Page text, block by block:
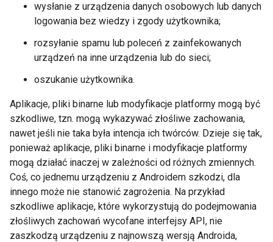
wysłanie z urządzenia danych osobowych lub danych
logowania bez wiedzy i zgody użytkownika;
rozsyłanie spamu lub poleceń z zainfekowanych
urządzeń na inne urządzenia lub do sieci;
oszukanie użytkownika.
Aplikacje, pliki binarne lub modyfikacje platformy mogą być
szkodliwe, tzn. mogą wykazywać złośliwe zachowania,
nawet jeśli nie taka była intencja ich twórców. Dzieje się tak,
ponieważ aplikacje, pliki binarne i modyfikacje platformy
mogą działać inaczej w zależności od różnych zmiennych.
Coś, co jednemu urządzeniu z Androidem szkodzi, dla
innego może nie stanowić zagrożenia. Na przykład
szkodliwe aplikacje, które wykorzystują do podejmowania
złośliwych zachowań wycofane interfejsy API, nie
zaszkodzą urządzeniu z najnowszą wersją Androida,